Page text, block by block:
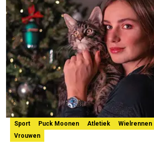
Sport Puck Moonen Atletiek Wielrennen
Vrouwen